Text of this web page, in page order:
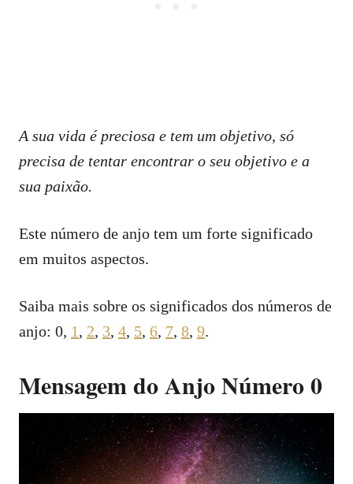
A sua vida é preciosa e tem um objetivo, só
precisa de tentar encontrar o seu objetivo e a
sua paixão.
Este número de anjo tem um forte significado
em muitos aspectos.
Saiba mais sobre os significados dos números de
anjo: 0, 1 , 2, 3, 4, 5, 6, 7, 8, 9.
Mensagem do Anjo Número 0